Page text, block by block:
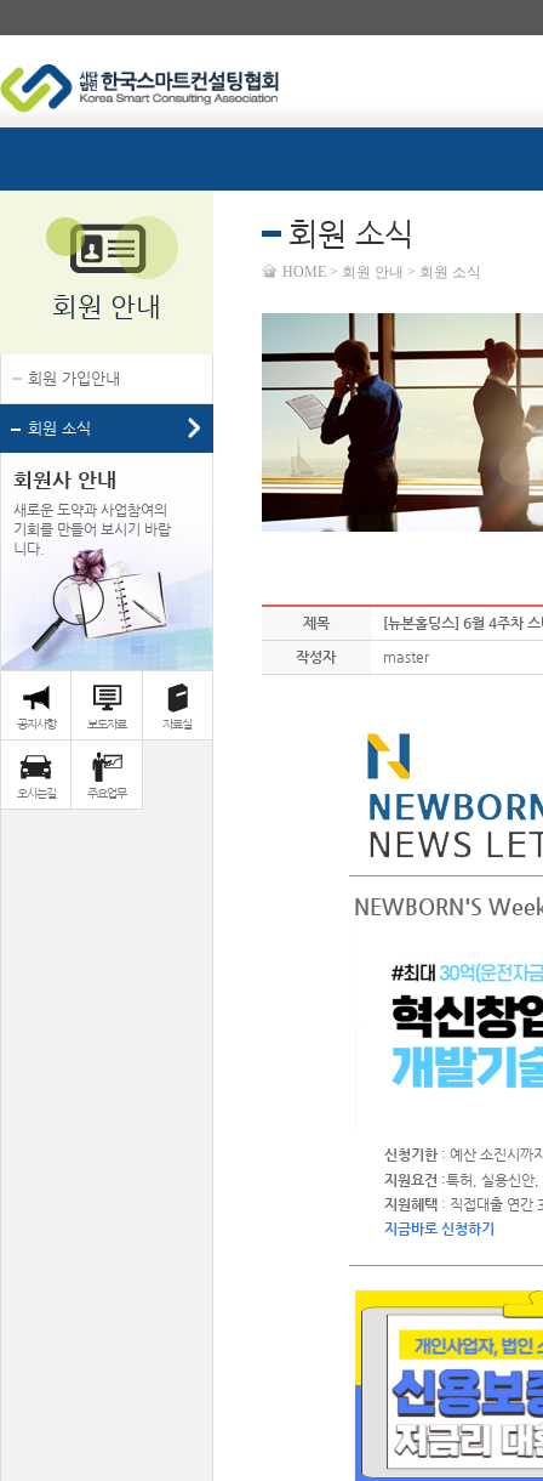
회원 안내
회원 가입안내
회원 소식
회원사 안내
새로운 도약과 사업참여의
기회를 만들어 보시기 바랍
니다.
공지사항 보도자료 자료실
오시는길 주요업무
회원 소식
HOME > 회원 안내 > 회원 소식
제목
[뉴본홀딩스] 6월 4주차
작성자
master
NEWBORN'S
신청기한 : 예산 소진시까
지원요건 :특허, 실용신안,
지원혜택 : 직접대출 연간
지금바로 신청하기